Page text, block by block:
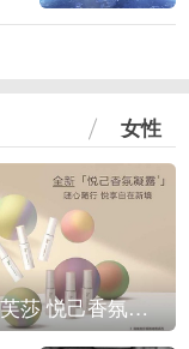
女性
IPSA茵芙莎 悦己香氛凝露上市